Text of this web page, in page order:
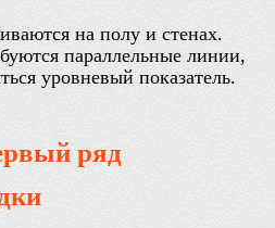
на полу и стенах.
параллельные линии,
уровневый показатель.
ряд